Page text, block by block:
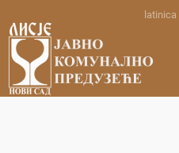
content
latinica